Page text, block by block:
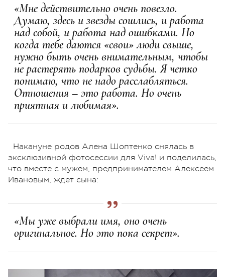
«Мне действительно очень повезло.
Думаю, здесь и звезды сошлись, и работа
над собой, и работа над ошибками. Но
когда тебе даются «свои» люди свыше,
нужно быть очень внимательным, чтобы
не растерять подарков судьбы. Я четко
понимаю, что не надо расслабляться.
Отношения – это работа. Но очень
приятная и любимая».
Накануне родов Алена Шоптенко снялась в
эксклюзивной фотосессии для Viva! и поделилась,
что вместе с мужем, предпринимателем Алексеем
Ивановым, ждет сына:
«Мы уже выбрали имя, оно очень
оригинальное. Но это пока секрет».